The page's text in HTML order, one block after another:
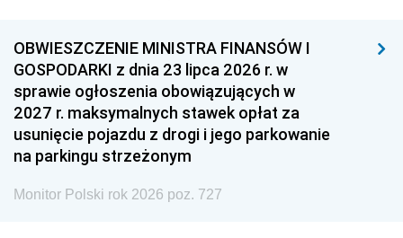
OBWIESZCZENIE MINISTRA FINANSÓW I
GOSPODARKI z dnia 23 lipca 2026 r. w
sprawie ogłoszenia obowiązujących w
2027 r. maksymalnych stawek opłat za
usunięcie pojazdu z drogi i jego parkowanie
na parkingu strzeżonym
Monitor Polski rok 2026 poz. 727